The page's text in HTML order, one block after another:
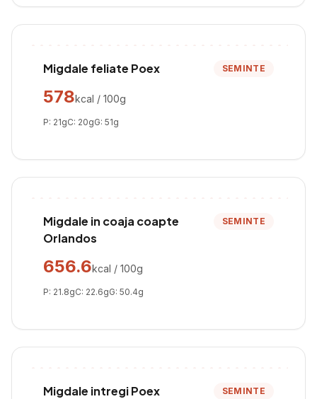
Migdale feliate Poex SEMINTE
578kcal / 100g
P: 21gC: 20gG: 51g
Migdale in coaja coapte
Orlandos
SEMINTE
656.6kcal / 100g
P: 21.8gC: 22.6gG: 50.4g
Migdale intregi Poex SEMINTE